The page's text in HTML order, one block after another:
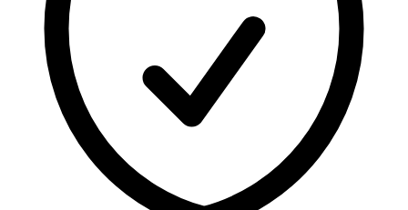
Волинська область
Дніпропетровська область
Донецька область
Житомирська область
Закарпатська область
Івано-Франківська область
Київ
Київська область